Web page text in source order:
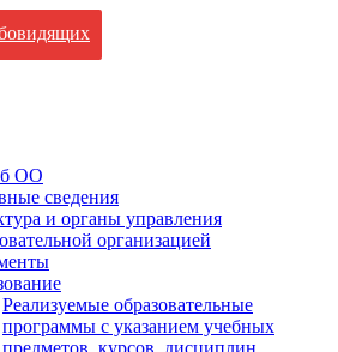
ОО
сведения
и органы управления
организацией
Реализуемые образовательные
программы с указанием учебных
предметов, курсов, дисциплин